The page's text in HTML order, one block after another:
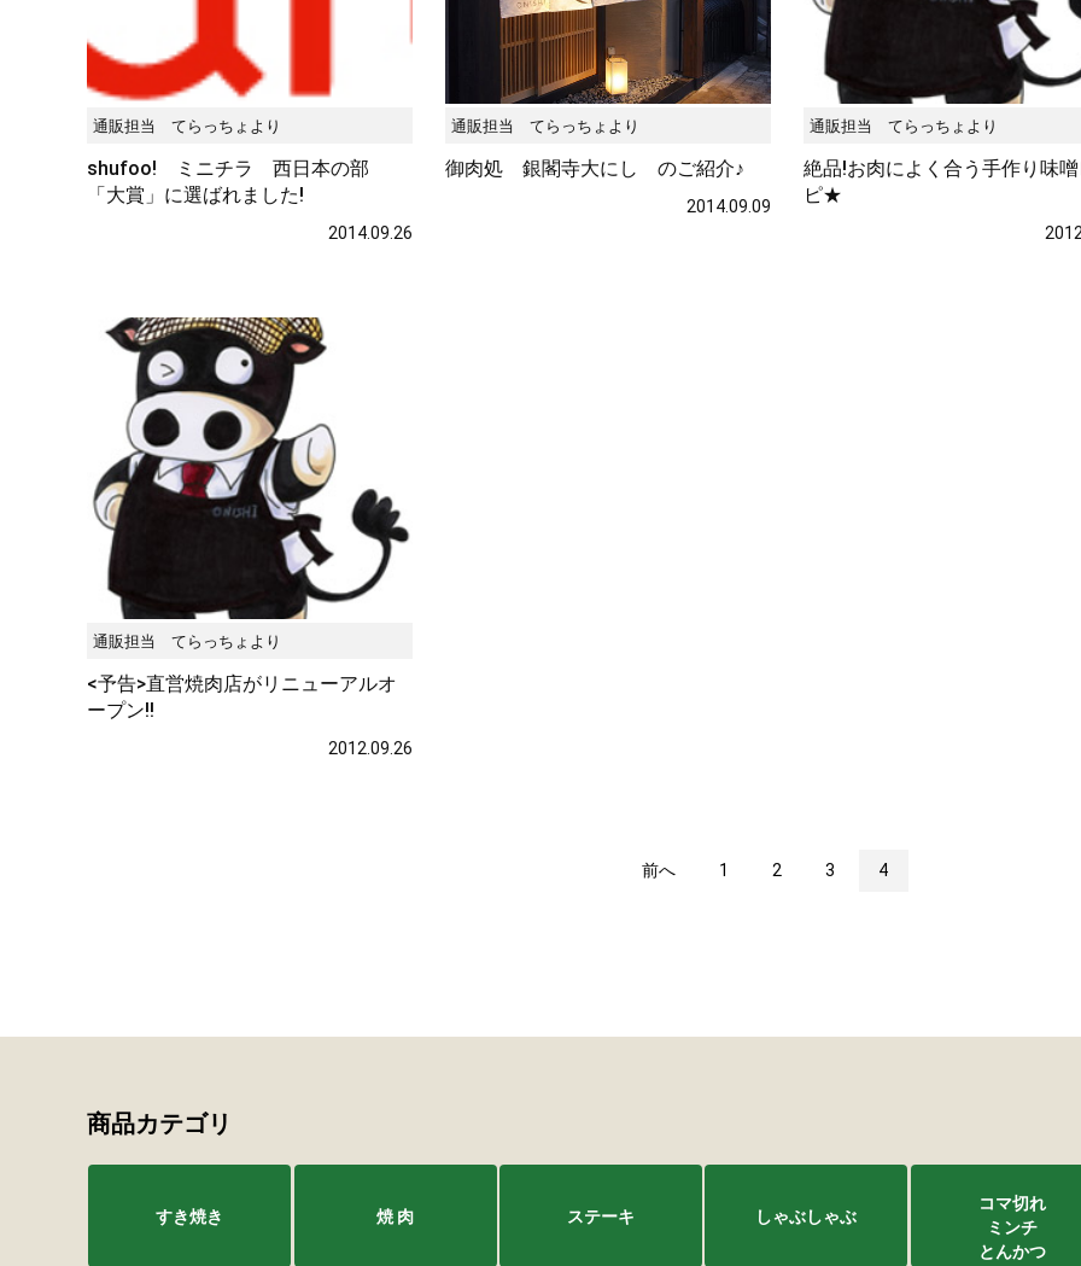
通販担当 てらっちょより
shufoo! ミニチラ 西日本の部
「大賞」に選ばれました!
2014.09.26
通販担当 てらっちょより
御肉処 銀閣寺大にし のご紹介♪
2014.09.09
通販担当 てらっちょより
絶品!お肉によく合う手作り味
ピ★
通販担当 てらっちょより
<予告>直営焼肉店がリニューアルオ
ープン!!
2012.09.26
前へ 1 2 3 4
商品カテゴリ
すき焼き 焼 肉 ステーキ しゃぶしゃぶ
コマ切れ
ミンチ
とんかつ